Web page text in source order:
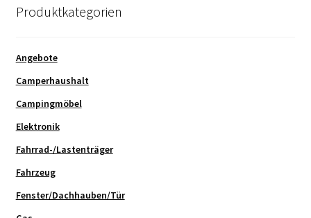
Produktkategorien
Angebote
Camperhaushalt
Campingmöbel
Elektronik
Fahrrad-/Lastenträger
Fahrzeug
Fenster/Dachhauben/Tür